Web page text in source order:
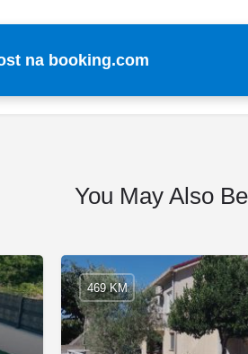
na booking.com
You May Also
469 KM